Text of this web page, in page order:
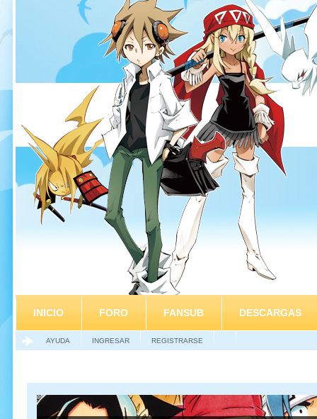
INICIO FORO FANSUB DESCARGAS
AYUDA INGRESAR REGISTRARSE